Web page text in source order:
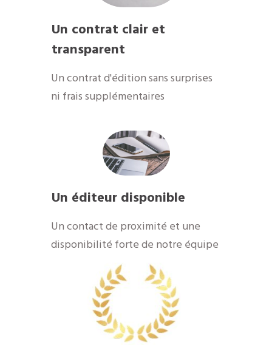
Un contrat clair et
transparent
Un contrat d'édition sans surprises
ni frais supplémentaires
Un éditeur disponible
Un contact de proximité et une
disponibilité forte de notre équipe